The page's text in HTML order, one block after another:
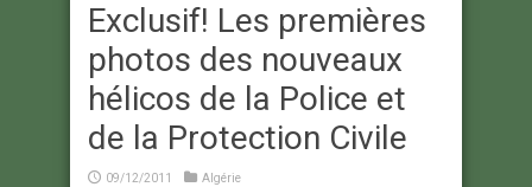
Exclusif! Les premières
photos des nouveaux
hélicos de la Police et
de la Protection Civile
09/12/2011 Algérie